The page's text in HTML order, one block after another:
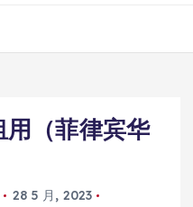
（菲律宾华
28 5 月, 2023